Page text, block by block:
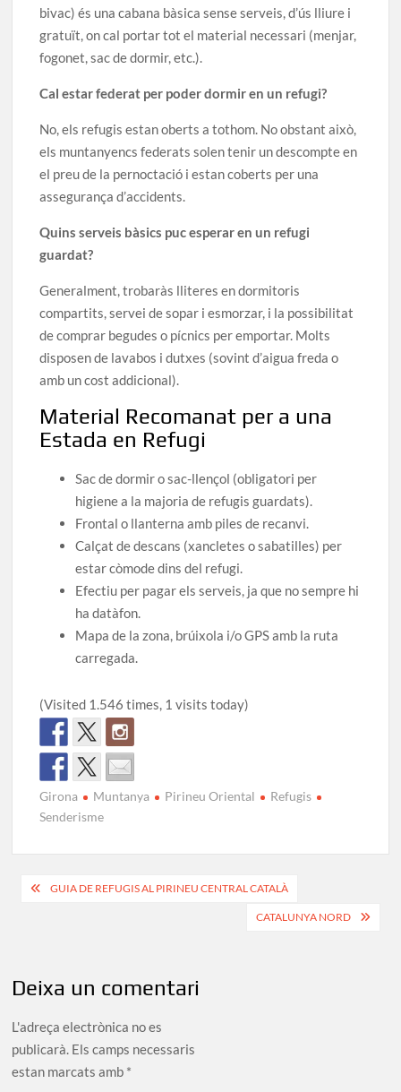
bivac) és una cabana bàsica sense serveis, d’ús lliure i
gratuït, on cal portar tot el material necessari (menjar,
fogonet, sac de dormir, etc.).
Cal estar federat per poder dormir en un refugi?
No, els refugis estan oberts a tothom. No obstant això,
els muntanyencs federats solen tenir un descompte en
el preu de la pernoctació i estan coberts per una
assegurança d’accidents.
Quins serveis bàsics puc esperar en un refugi
guardat?
Generalment, trobaràs lliteres en dormitoris
compartits, servei de sopar i esmorzar, i la possibilitat
de comprar begudes o pícnics per emportar. Molts
disposen de lavabos i dutxes (sovint d’aigua freda o
amb un cost addicional).
Material Recomanat per a una
Estada en Refugi
Sac de dormir o sac-llençol (obligatori per
higiene a la majoria de refugis guardats).
Frontal o llanterna amb piles de recanvi.
Calçat de descans (xancletes o sabatilles) per
estar còmode dins del refugi.
Efectiu per pagar els serveis, ja que no sempre hi
ha datàfon.
Mapa de la zona, brúixola i/o GPS amb la ruta
carregada.
(Visited 1.546 times, 1 visits today)
Girona Muntanya Pirineu Oriental
Refugis
Senderisme
Navegació
GUIA DE REFUGIS AL PIRINEU CENTRAL CATALÀ
CATALUNYA NORD
Deixa un comentari
L'adreça electrònica no es
publicarà. Els camps necessaris
estan marcats amb *